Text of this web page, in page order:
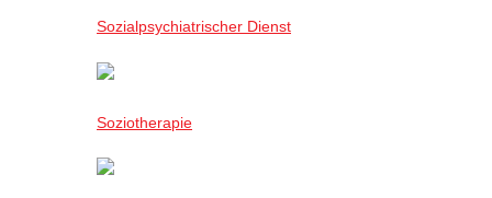
Sozialpsychiatrischer Dienst
Soziotherapie